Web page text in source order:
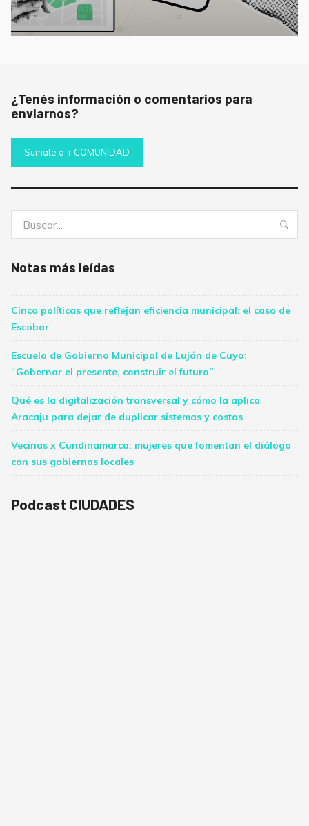
¿Tenés información o comentarios para
enviarnos?
Sumate a + COMUNIDAD
Notas más leídas
Cinco políticas que reflejan eficiencia municipal: el caso de
Escobar
Escuela de Gobierno Municipal de Luján de Cuyo:
“Gobernar el presente, construir el futuro”
Qué es la digitalización transversal y cómo la aplica
Aracaju para dejar de duplicar sistemas y costos
Vecinas x Cundinamarca: mujeres que fomentan el diálogo
con sus gobiernos locales
Podcast CIUDADES